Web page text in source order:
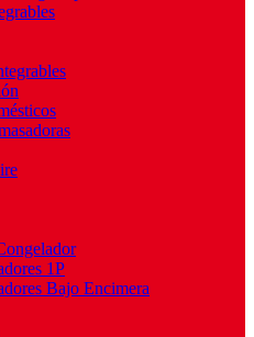
1P
Bajo Encimera